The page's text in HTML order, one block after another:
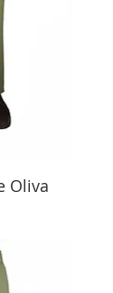
Oliva